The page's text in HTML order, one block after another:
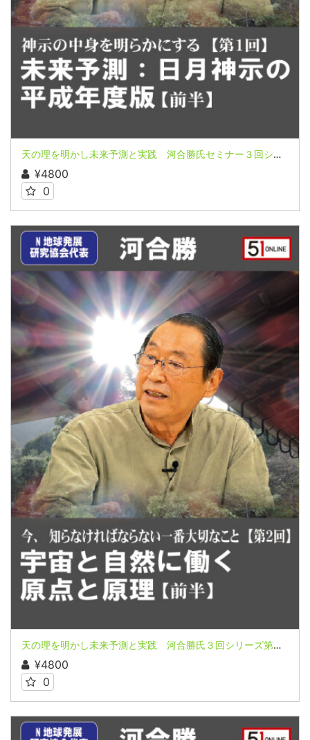
天の理を明かし未来予測と実践 河合勝氏セミナー３回シリーズ第１回（前半）
¥4800
0
天の理を明かし未来予測と実践 河合勝氏３回シリーズ第２回（前半）
¥4800
0